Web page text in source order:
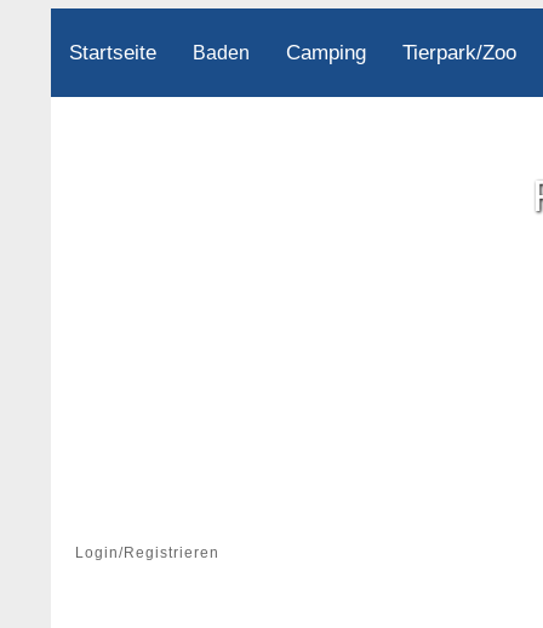
Startseite Baden Camping Tierpark/Zoo
Login/Registrieren